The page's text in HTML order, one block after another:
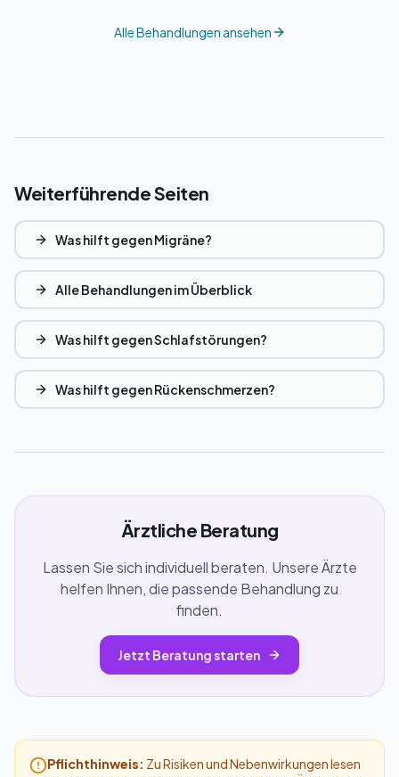
Alle Behandlungen ansehen
Weiterführende Seiten
Was hilft gegen Migräne?
Alle Behandlungen im Überblick
Was hilft gegen Schlafstörungen?
Was hilft gegen Rückenschmerzen?
Ärztliche Beratung
Lassen Sie sich individuell beraten. Unsere Ärzte
helfen Ihnen, die passende Behandlung zu
finden.
Jetzt Beratung starten
Pflichthinweis: Zu Risiken und Nebenwirkungen lesen